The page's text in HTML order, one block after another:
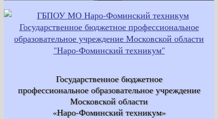
Государственное бюджетное
профессиональное образовательное учреждение
Московской области
«Наро-Фоминский техникум»